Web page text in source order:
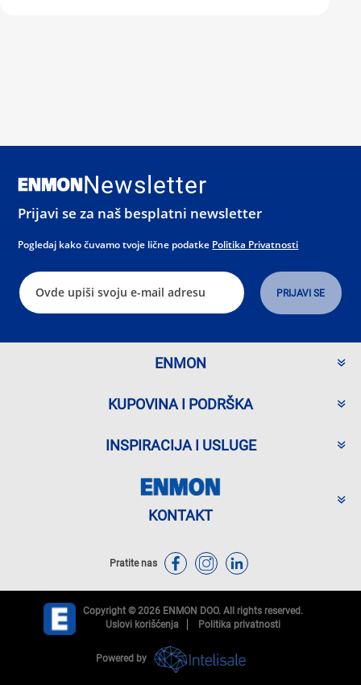
Newsletter
Prijavi se za naš besplatni newsletter
Pogledaj kako čuvamo tvoje lične podatke Politika Privatnosti
ENMON
KUPOVINA I PODRŠKA
INSPIRACIJA I USLUGE
KONTAKT
Pratite nas
Copyright © 2026 ENMON DOO. All rights reserved.
Uslovi korišćenja
Politika privatnosti
Powered by